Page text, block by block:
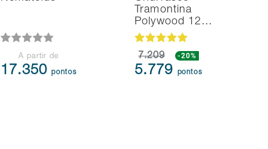
A partir de
17.350pontos
Tramontina
Polywood 12…
7.209 -20%
5.779 pontos